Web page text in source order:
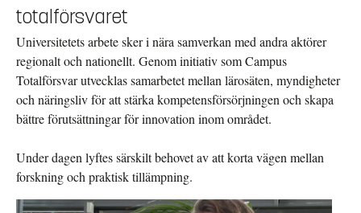
totalförsvaret
Universitetets arbete sker i nära samverkan med andra aktörer
regionalt och nationellt. Genom initiativ som Campus
Totalförsvar utvecklas samarbetet mellan lärosäten, myndigheter
och näringsliv för att stärka kompetensförsörjningen och skapa
bättre förutsättningar för innovation inom området.
Under dagen lyftes särskilt behovet av att korta vägen mellan
forskning och praktisk tillämpning.